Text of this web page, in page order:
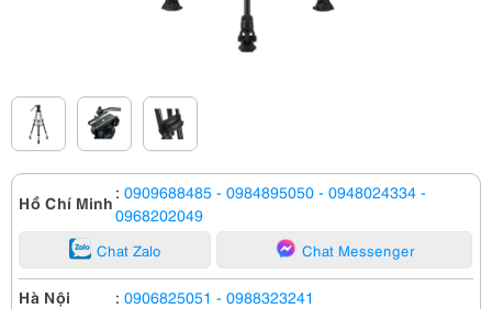
Hồ Chí Minh : 0909688485 - 0984895050 - 0948024334 -
0968202049
Chat Zalo Chat Messenger
Hà Nội : 0906825051 - 0988323241